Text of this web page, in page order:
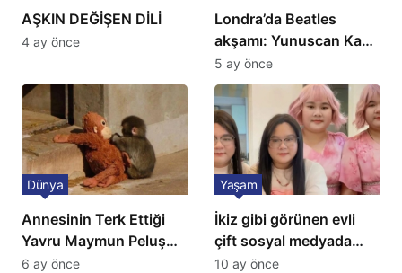
AŞKIN DEĞİŞEN DİLİ
4 ay önce
Londra’da Beatles
akşamı: Yunuscan Kaya
klasik yorumuyla
sahnede
5 ay önce
Annesinin Terk Ettiği
Yavru Maymun Peluş
Oyuncağını Anne Bildi
Dünya
6 ay önce
İkiz gibi görünen evli
çift sosyal medyada
gündem oldu
Yaşam
10 ay önce